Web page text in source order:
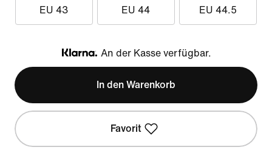
EU 43 EU 44 EU 44.5
Klarna
An der Kasse verfügbar.
In den Warenkorb
Favorit